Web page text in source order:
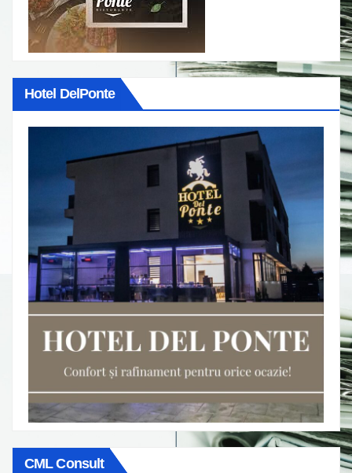
Hotel DelPonte
CML Consult